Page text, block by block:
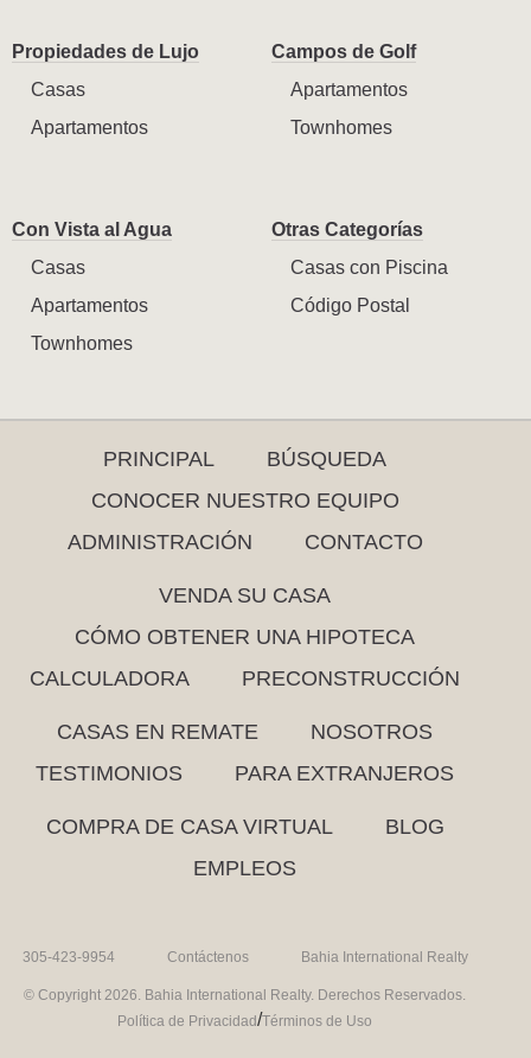
Propiedades de Lujo
Casas
Apartamentos
Campos de Golf
Apartamentos
Townhomes
Con Vista al Agua
Casas
Apartamentos
Townhomes
Otras Categorías
Casas con Piscina
Código Postal
PRINCIPAL
BÚSQUEDA
CONOCER NUESTRO EQUIPO
ADMINISTRACIÓN
CONTACTO
VENDA SU CASA
CÓMO OBTENER UNA HIPOTECA
CALCULADORA
PRECONSTRUCCIÓN
CASAS EN REMATE
NOSOTROS
TESTIMONIOS
PARA EXTRANJEROS
COMPRA DE CASA VIRTUAL
BLOG
EMPLEOS
305-423-9954 Contáctenos Bahia International Realty
© Copyright 2026. Bahia International Realty. Derechos Reservados.
Política de Privacidad/Términos de Uso